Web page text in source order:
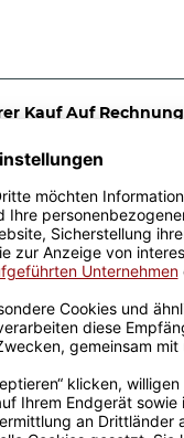
Kauf Auf Rechnung
oder den
Ihren Boss oder
sie zum neuen
lebhaft und
wird dabei